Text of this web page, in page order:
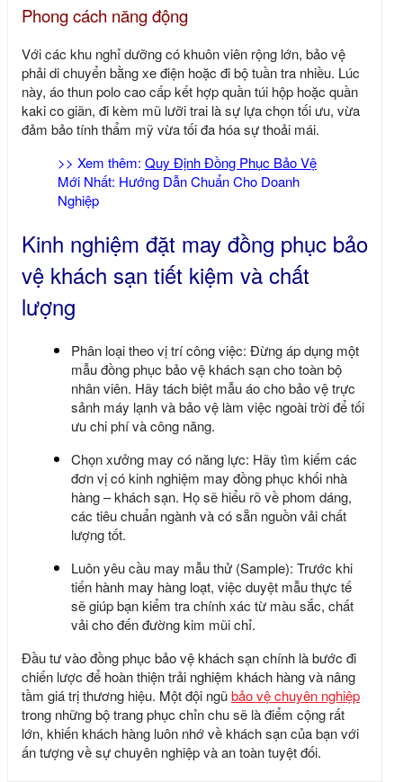
Phong cách năng động
Với các khu nghỉ dưỡng có khuôn viên rộng lớn, bảo vệ
phải di chuyển bằng xe điện hoặc đi bộ tuần tra nhiều. Lúc
này, áo thun polo cao cấp kết hợp quần túi hộp hoặc quần
kaki co giãn, đi kèm mũ lưỡi trai là sự lựa chọn tối ưu, vừa
đảm bảo tính thẩm mỹ vừa tối đa hóa sự thoải mái.
>> Xem thêm: Quy Định Đồng Phục Bảo Vệ
Mới Nhất: Hướng Dẫn Chuẩn Cho Doanh
Nghiệp
Kinh nghiệm đặt may đồng phục bảo
vệ khách sạn tiết kiệm và chất
lượng
Phân loại theo vị trí công việc: Đừng áp dụng một
mẫuđồng phục bảo vệ khách sạncho toàn bộ
nhân viên. Hãy tách biệt mẫu áo cho bảo vệ trực
sảnh máy lạnh và bảo vệ làm việc ngoài trời để tối
ưu chi phí và công năng.
Chọn xưởng may có năng lực: Hãy tìm kiếm các
đơn vị có kinh nghiệm may đồng phục khối nhà
hàng – khách sạn. Họ sẽ hiểu rõ về phom dáng,
các tiêu chuẩn ngành và có sẵn nguồn vải chất
lượng tốt.
Luôn yêu cầu may mẫu thử (Sample): Trước khi
tiến hành may hàng loạt, việc duyệt mẫu thực tế
sẽ giúp bạn kiểm tra chính xác từ màu sắc, chất
vải cho đến đường kim mũi chỉ.
Đầu tư vàođồng phục bảo vệ khách sạnchính là bước đi
chiến lược để hoàn thiện trải nghiệm khách hàng và nâng
tầm giá trị thương hiệu. Một đội ngũbảo vệ chuyên nghiệp
trong những bộ trang phục chỉn chu sẽ là điểm cộng rất
lớn, khiến khách hàng luôn nhớ về khách sạn của bạn với
ấn tượng về sự chuyên nghiệp và an toàn tuyệt đối.